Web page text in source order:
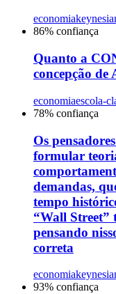
economia
86% confiança
Quanto a
concepção
economiaescola-
78% confiança
Os
formular
demandas,
tempo
“Wall Street”
pensando
correta
economia
93% confiança